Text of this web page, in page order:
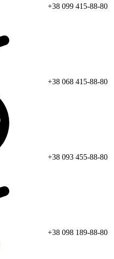
+38 099 415-88-80
+38 068 415-88-80
+38 093 455-88-80
+38 098 189-88-80